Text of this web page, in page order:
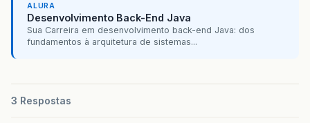
}
ALURA
Desenvolvimento Back-End Java
Sua Carreira em desenvolvimento back-end Java: dos
fundamentos à arquitetura de sistemas...
3 Respostas